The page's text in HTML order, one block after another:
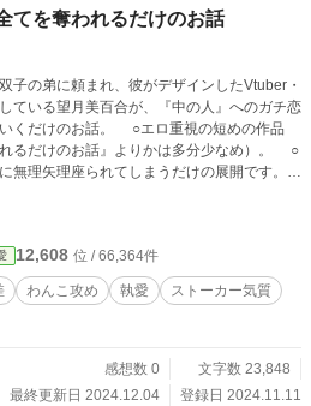
てを奪われるだけのお話
の弟に頼まれ、彼がデザインしたVtuber・
ている望月美百合が、『中の人』へのガチ恋
○エロ重視の短めの作品
れるだけのお話』よりかは多分少なめ）。 ○
無理矢理座られてしまうだけの展開です。
執愛気質の男性に全て
イトルですが関連はありません。ノリは同じ
12,608 位 / 66,364件
わんこ攻め 執愛
ストーカー気質
感想数 0
文字数 23,848
最終更新日 2024.12.04
登録日 2024.11.11